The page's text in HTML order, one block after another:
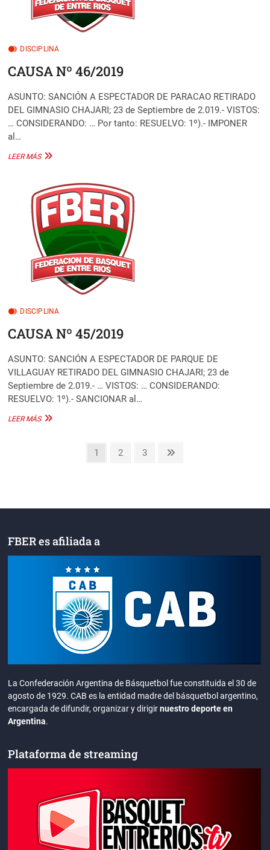
DISCIPLINA
CAUSA Nº 46/2019
ASUNTO: SANCIÓN A ESPECTADOR DE PARACAO RETIRADO
DEL GIMNASIO CHAJARI; 23 de Septiembre de 2.019.- VISTOS:
… CONSIDERANDO: … Por tanto: RESUELVO: 1º).- IMPONER
al…
LEER MÁSCAUSA
DISCIPLINA
CAUSA Nº 45/2019
ASUNTO: SANCIÓN A ESPECTADOR DE PARQUE DE
VILLAGUAY RETIRADO DEL GIMNASIO CHAJARI; 23 de
Septiembre de 2.019.- … VISTOS: … CONSIDERANDO:
RESUELVO: 1º).- SANCIONAR al…
LEER MÁSCAUSA
Page
1 Page
2 Page
3
FBER es afiliada a
La Confederación Argentina de Básquetbol fue constituida el 30 de
agosto de 1929. CAB es la entidad madre del básquetbol argentino,
encargada de difundir, organizar y dirigirnuestro deporte en
Argentina.
Plataforma de streaming